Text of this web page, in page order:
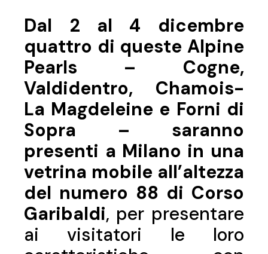
Dal 2 al 4 dicembre
quattro di queste Alpine
Pearls – Cogne,
Valdidentro, Chamois-
La Magdeleine e Forni di
Sopra – saranno
presenti a Milano in una
vetrina mobile all’altezza
del numero 88 di Corso
Garibaldi, per presentare
ai visitatori le loro